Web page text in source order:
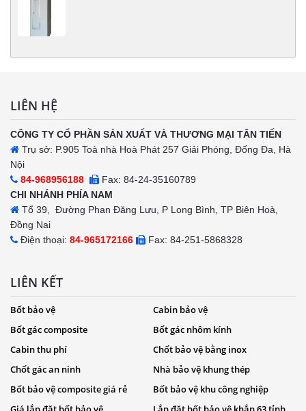
LIÊN HỆ
CÔNG TY CỔ PHẦN SẢN XUẤT VÀ THƯƠNG MẠI TÂN TIẾN
Trụ sở: P.905 Toà nhà Hoà Phát 257 Giải Phóng, Đống Đa, Hà
Nội
84-968956188
Fax: 84-24-35160789
CHI NHÁNH PHÍA NAM
Tổ 39, Đường Phan Đăng Lưu, P Long Bình, TP Biên Hoà,
Đồng Nai
Điện thoại: 84-965172166 Fax: 84-251-5868328
LIÊN KẾT
Bốt bảo vệ
Cabin bảo vệ
Bốt gác composite
Bốt gác nhôm kính
Cabin thu phí
Chốt bảo vệ bằng inox
Chốt gác an ninh
Nhà bảo vệ khung thép
Bốt bảo vệ composite giá rẻ
Bốt bảo vệ khu công nghiệp